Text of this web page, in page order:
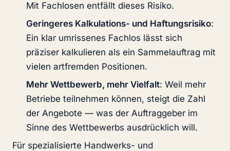
Mit Fachlosen entfällt dieses Risiko.
Geringeres Kalkulations- und Haftungsrisiko:
Ein klar umrissenes Fachlos lässt sich
präziser kalkulieren als ein Sammelauftrag mit
vielen artfremden Positionen.
Mehr Wettbewerb, mehr Vielfalt: Weil mehr
Betriebe teilnehmen können, steigt die Zahl
der Angebote — was der Auftraggeber im
Sinne des Wettbewerbs ausdrücklich will.
Für spezialisierte Handwerks- und